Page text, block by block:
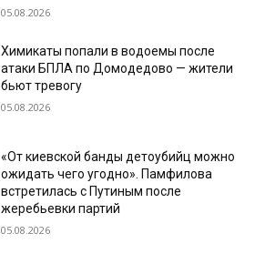
05.08.2026
Химикаты попали в водоемы после
атаки БПЛА по Домодедово — жители
бьют тревогу
05.08.2026
«От киевской банды детоубийц можно
ожидать чего угодно». Памфилова
встретилась с Путиным после
жеребьевки партий
05.08.2026